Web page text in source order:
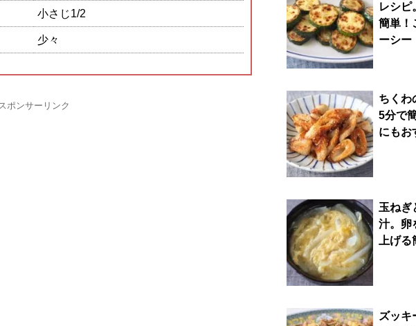
小さじ1/2
少々
ポンサーリンク
レシピ
簡単！
ーシー
ちくわ
5分で
にもお
玉ねぎ
汁。卵
上げ
ズッキ